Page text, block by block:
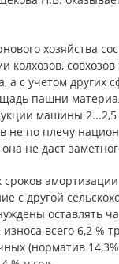
хозяйства
колхозов,
а с учетом других
пашни
машины
не по плечу
не даст
с другой
оставлять
всего 6,2
(норматив